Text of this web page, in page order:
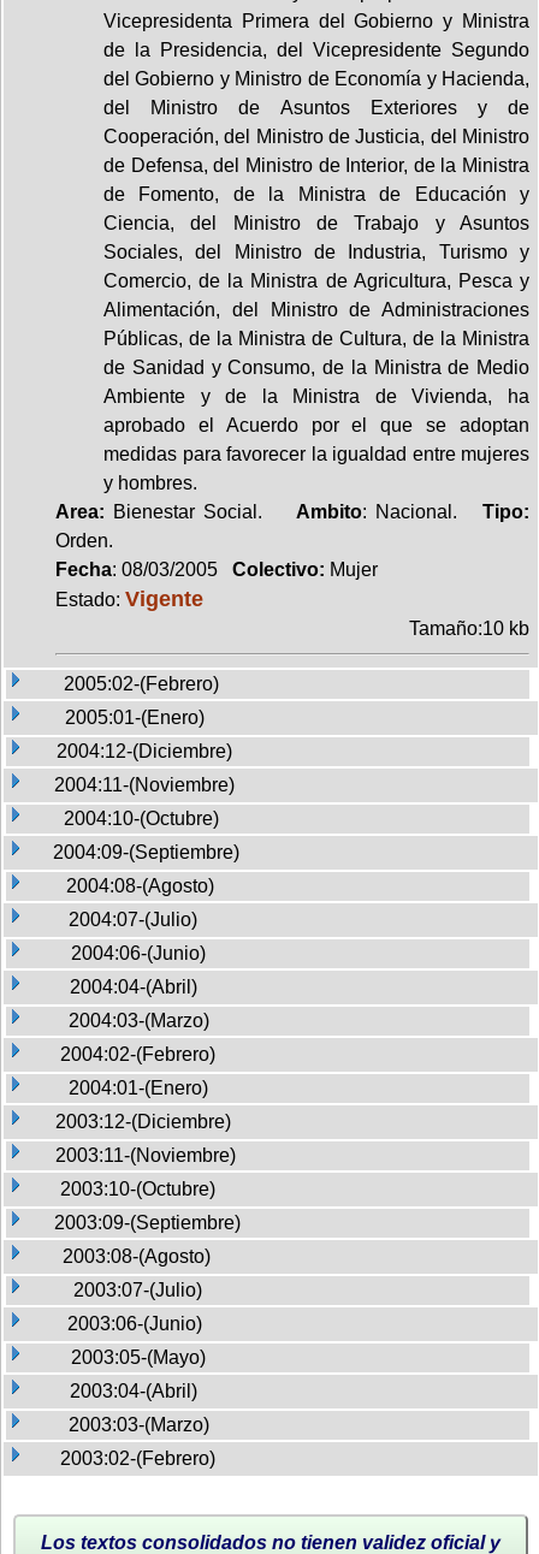
Vicepresidenta Primera del Gobierno y Ministra
de la Presidencia, del Vicepresidente Segundo
del Gobierno y Ministro de Economía y Hacienda,
del Ministro de Asuntos Exteriores y de
Cooperación, del Ministro de Justicia, del Ministro
de Defensa, del Ministro de Interior, de la Ministra
de Fomento, de la Ministra de Educación y
Ciencia, del Ministro de Trabajo y Asuntos
Sociales, del Ministro de Industria, Turismo y
Comercio, de la Ministra de Agricultura, Pesca y
Alimentación, del Ministro de Administraciones
Públicas, de la Ministra de Cultura, de la Ministra
de Sanidad y Consumo, de la Ministra de Medio
Ambiente y de la Ministra de Vivienda, ha
aprobado el Acuerdo por el que se adoptan
medidas para favorecer la igualdad entre mujeres
y hombres.
Area: Bienestar Social. Ambito: Nacional. Tipo:
Orden.
Fecha: 08/03/2005 Colectivo: Mujer
Estado: Vigente
Tamaño:10 kb
2005:02-(Febrero)
2005:01-(Enero)
2004:12-(Diciembre)
2004:11-(Noviembre)
2004:10-(Octubre)
2004:09-(Septiembre)
2004:08-(Agosto)
2004:07-(Julio)
2004:06-(Junio)
2004:04-(Abril)
2004:03-(Marzo)
2004:02-(Febrero)
2004:01-(Enero)
2003:12-(Diciembre)
2003:11-(Noviembre)
2003:10-(Octubre)
2003:09-(Septiembre)
2003:08-(Agosto)
2003:07-(Julio)
2003:06-(Junio)
2003:05-(Mayo)
2003:04-(Abril)
2003:03-(Marzo)
2003:02-(Febrero)
Los textos consolidados no tienen validez oficial y